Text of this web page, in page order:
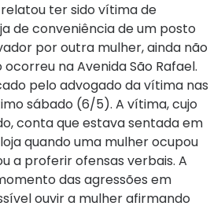
ter sido vítima de
de conveniência de um posto
por outra mulher, ainda não
na Avenida São Rafael.
pelo advogado da vítima nas
sábado (6/5). A vítima, cujo
conta que estava sentada em
quando uma mulher ocupou
a proferir ofensas verbais. A
das agressões em
ouvir a mulher afirmando